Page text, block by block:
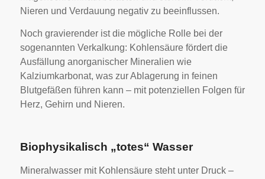
Nieren und Verdauung negativ zu beeinflussen.
Noch gravierender ist die mögliche Rolle bei der
sogenannten Verkalkung: Kohlensäure fördert die
Ausfällung anorganischer Mineralien wie
Kalziumkarbonat, was zur Ablagerung in feinen
Blutgefäßen führen kann – mit potenziellen Folgen für
Herz, Gehirn und Nieren.
Biophysikalisch „totes“ Wasser
Mineralwasser mit Kohlensäure steht unter Druck –